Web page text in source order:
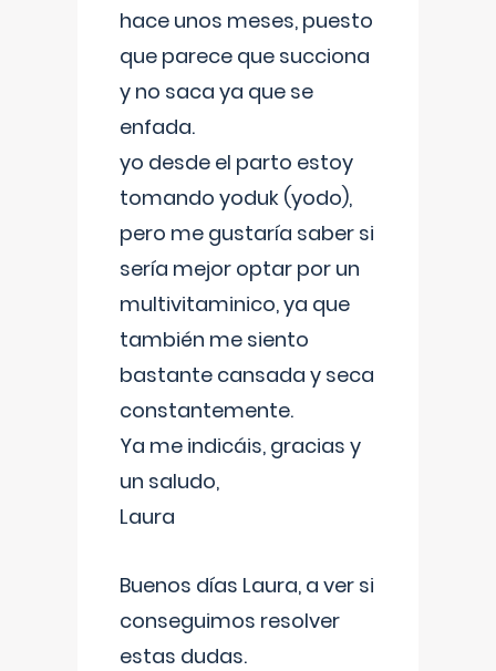
hace unos meses, puesto
que parece que succiona
y no saca ya que se
enfada.
yo desde el parto estoy
tomando yoduk (yodo),
pero me gustaría saber si
sería mejor optar por un
multivitaminico, ya que
también me siento
bastante cansada y seca
constantemente.
Ya me indicáis, gracias y
un saludo,
Laura
Buenos días Laura, a ver si
conseguimos resolver
estas dudas.